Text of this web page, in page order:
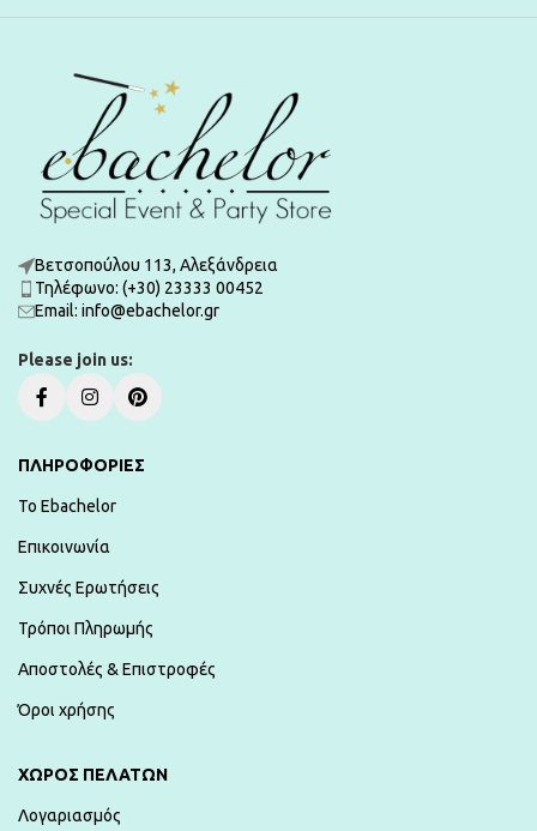
Βετσοπούλου 113, Αλεξάνδρεια
Τηλέφωνο: (+30) 23333 00452
Εmail: info@ebachelor.gr
Please join us:
ΠΛΗΡΟΦΟΡΙΕΣ
To Ebachelor
Επικοινωνία
Συχνές Ερωτήσεις
Τρόποι Πληρωμής
Αποστολές & Επιστροφές
Όροι χρήσης
ΧΏΡΟΣ ΠΕΛΑΤΏΝ
Λογαριασμός